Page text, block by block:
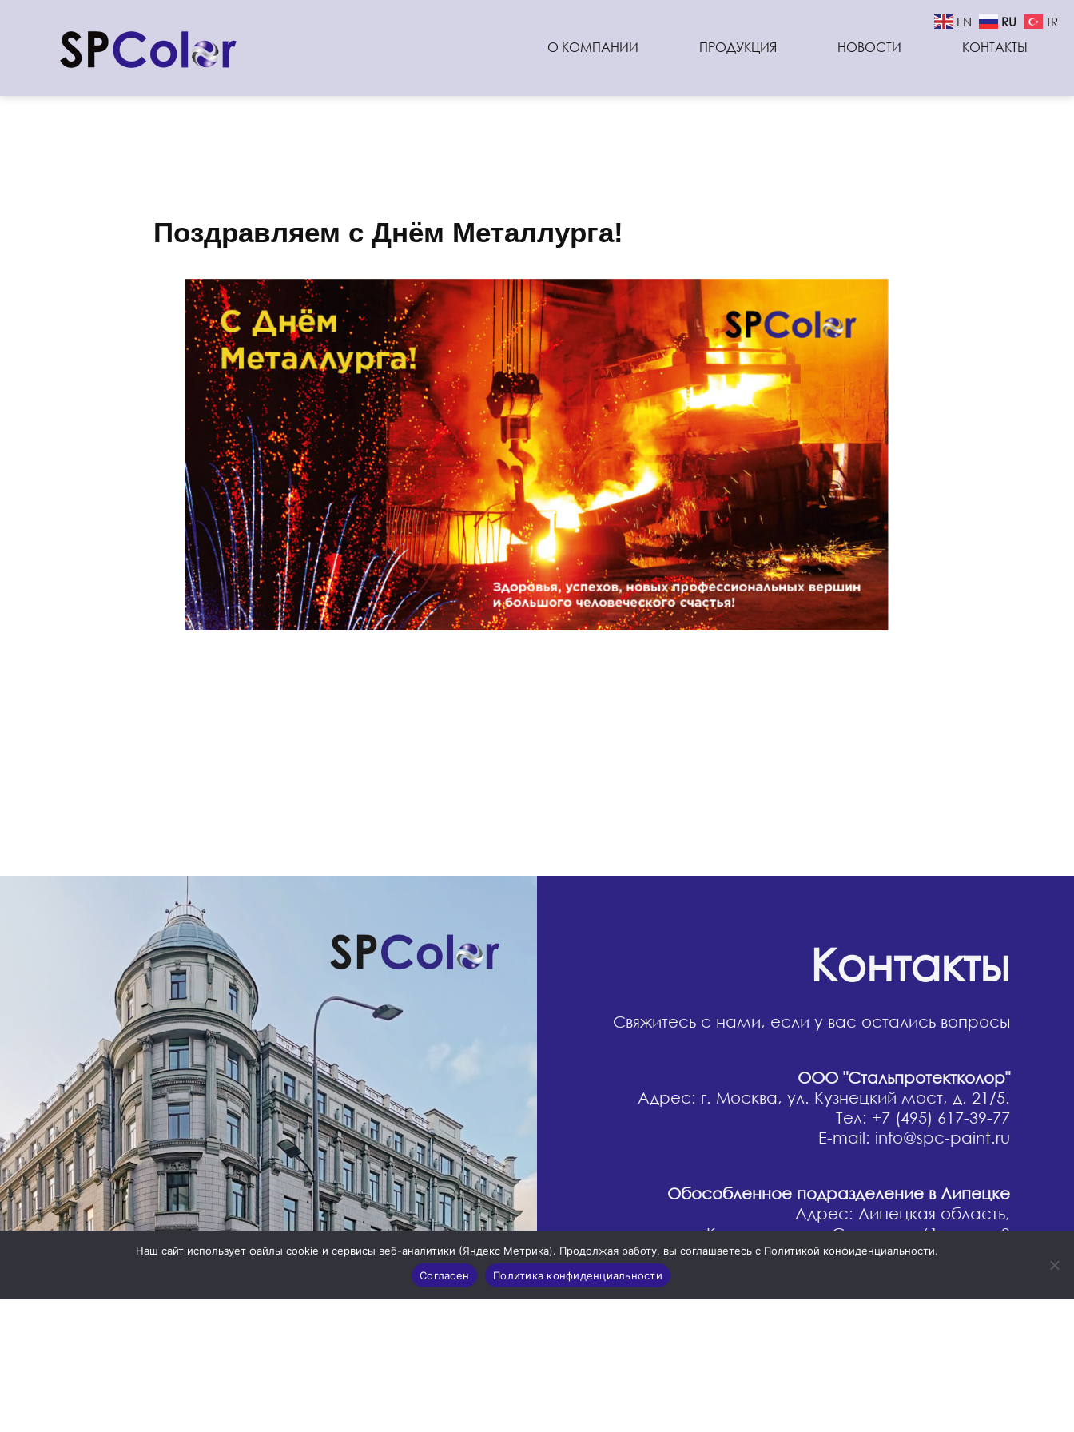
О КОМПАНИИ ПРОДУКЦИЯ НОВОСТИ КОНТАКТЫ
Поздравляем с Днём Металлурга!
Контакты
Свяжитесь с нами, если у вас остались вопросы
ООО "Стальпротектколор"
Адрес: г. Москва, ул. Кузнецкий мост, д. 21/5.
Тел: +7 (495) 617-39-77
E-mail: info@spc-paint.ru
Обособленное подразделение в Липецке
Адрес: Липецкая область,
село Косыревка, ул. Советская 61 а, стр .3
Обособленное подразделение в Череповце
EN RU TR
Наш сайт использует файлы cookie и сервисы веб-аналитики (Яндекс Метрика). Продолжая работу, вы соглашаетесь с Политикой конфиденциальности.
Согласен
Политика конфиденциальности